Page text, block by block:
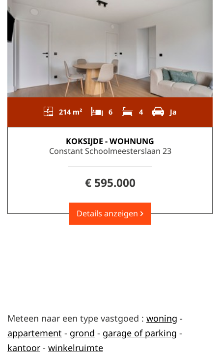
214 m² 6 4 Ja
KOKSIJDE - WOHNUNG
Constant Schoolmeesterslaan 23
€ 595.000
Details anzeigen
Meteen naar een type vastgoed : woning -
appartement - grond - garage of parking -
kantoor - winkelruimte